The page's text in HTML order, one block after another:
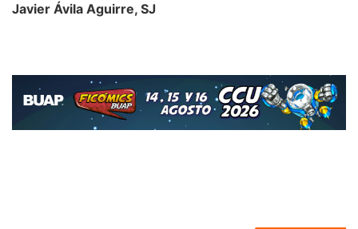
Javier Ávila Aguirre, SJ